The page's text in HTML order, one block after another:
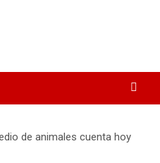
de animales cuenta hoy